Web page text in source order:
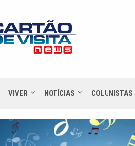
VIVER NOTÍCIAS COLUNISTAS